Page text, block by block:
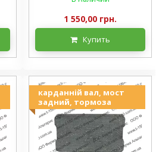
1 550,00 грн.
Купить
карданній вал, мост
задний, тормоза